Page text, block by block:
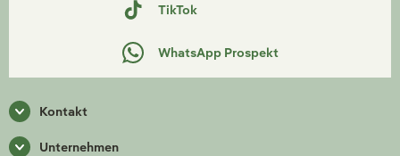
TikTok
WhatsApp Prospekt
Kontakt
Unternehmen